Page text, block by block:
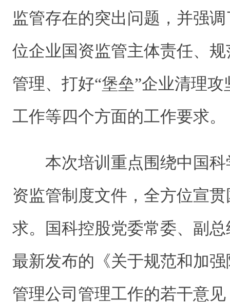
监管存在的突出问题，并强
位企业国资监管主体责任、
管理、打好“堡垒”企业清理
工作等四个方面的工作要求。
本次培训重点围绕中国
资监管制度文件，全方位宣
求。国科控股党委常委、副
最新发布的《关于规范和加
管理公司管理工作的若干意